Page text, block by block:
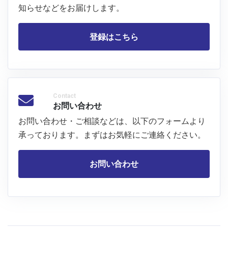
知らせなどをお届けします。
登録はこちら
Contact
お問い合わせ
お問い合わせ・ご相談などは、以下のフォームより
承っております。まずはお気軽にご連絡ください。
お問い合わせ